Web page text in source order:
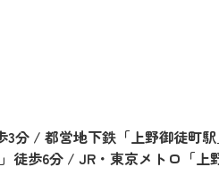
3分 / 都営地下鉄「上野御徒町
徒歩6分 / JR・東京メトロ「上